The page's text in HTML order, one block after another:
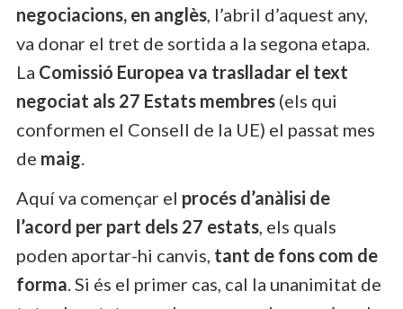
negociacions, en anglès, l’abril d’aquest any,
va donar el tret de sortida a la segona etapa.
La Comissió Europea va traslladar el text
negociat als 27 Estats membres (els qui
conformen el Consell de la UE) el passat mes
de maig.
Aquí va començar el procés d’anàlisi de
l’acord per part dels 27 estats, els quals
poden aportar-hi canvis, tant de fons com de
forma. Si és el primer cas, cal la unanimitat de